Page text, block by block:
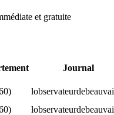
et gratuite
Journal